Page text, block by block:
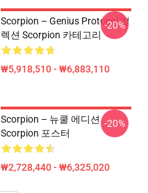
Scorpion – Genius Protocol 컬
렉션 Scorpion 카테고리
₩5,918,510 - ₩6,883,110
-20%
Scorpion – 뉴쿨 에디션
Scorpion 포스터
₩2,728,440 - ₩6,325,020
-20%